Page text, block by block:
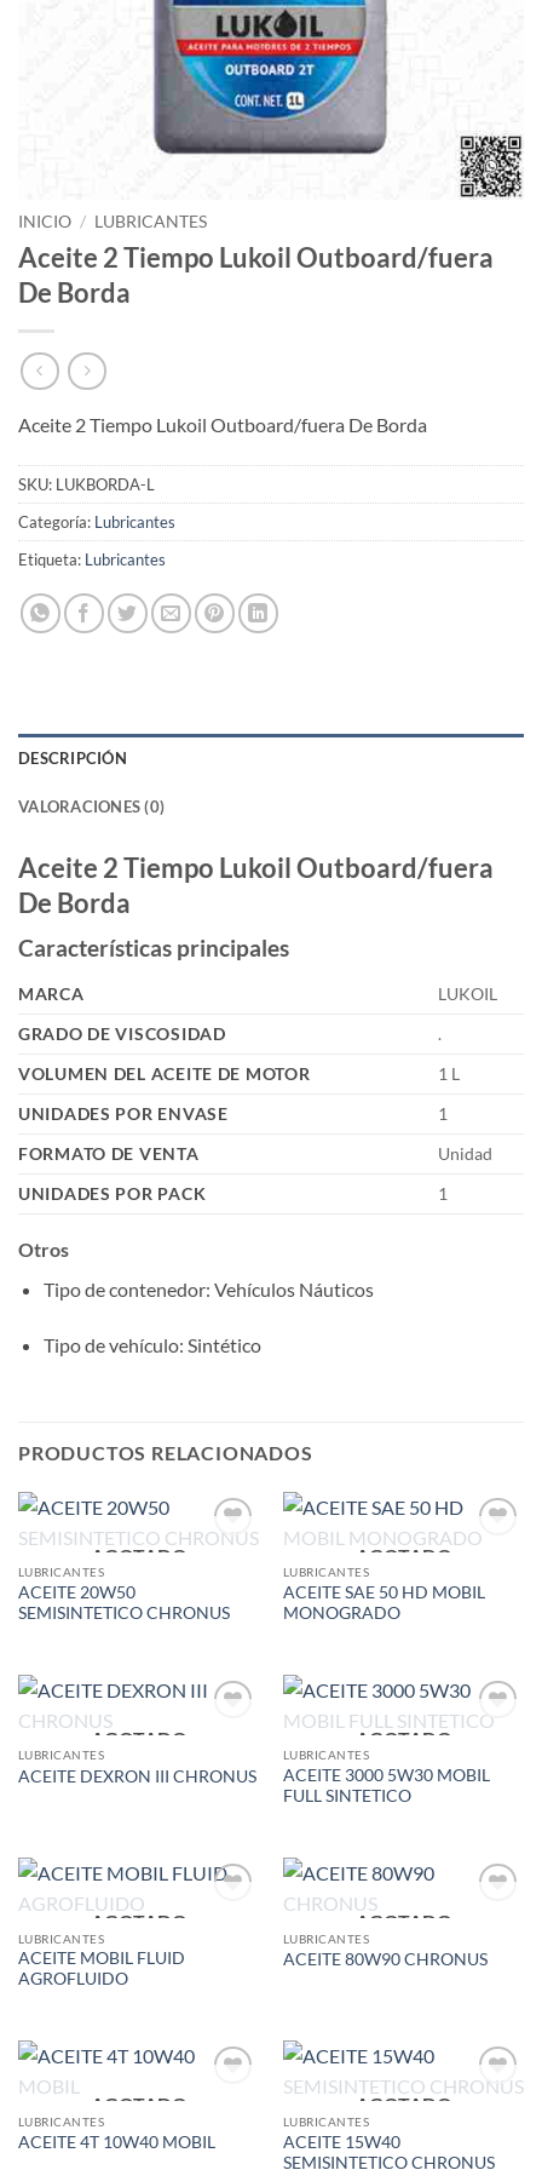
INICIO / LUBRICANTES
Aceite 2 Tiempo Lukoil Outboard/fuera
De Borda
Aceite 2 Tiempo Lukoil Outboard/fuera De Borda
SKU: LUKBORDA-L
Categoría: Lubricantes
Etiqueta: Lubricantes
DESCRIPCIÓN
VALORACIONES (0)
Aceite 2 Tiempo Lukoil Outboard/fuera
De Borda
Características principales
MARCA
LUKOIL
GRADO DE VISCOSIDAD
.
VOLUMEN DEL ACEITE DE MOTOR
1 L
UNIDADES POR ENVASE
1
FORMATO DE VENTA
Unidad
UNIDADES POR PACK
1
Otros
Tipo de contenedor: Vehículos Náuticos
Tipo de vehículo: Sintético
PRODUCTOS RELACIONADOS
AGOTADO
LUBRICANTES
ACEITE 20W50
SEMISINTETICO CHRONUS
AGOTADO
LUBRICANTES
ACEITE SAE 50 HD MOBIL
MONOGRADO
AGOTADO
LUBRICANTES
ACEITE DEXRON III CHRONUS
AGOTADO
LUBRICANTES
ACEITE 3000 5W30 MOBIL
FULL SINTETICO
AGOTADO
LUBRICANTES
ACEITE MOBIL FLUID
AGROFLUIDO
AGOTADO
LUBRICANTES
ACEITE 80W90 CHRONUS
AGOTADO
LUBRICANTES
ACEITE 4T 10W40 MOBIL
AGOTADO
LUBRICANTES
ACEITE 15W40
SEMISINTETICO CHRONUS